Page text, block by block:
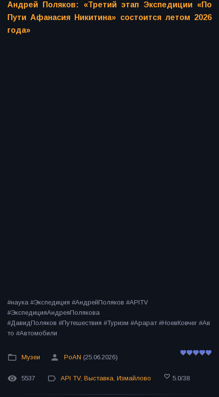
Андрей Поляков: «Третий этап Экспедиции «По
Пути Афанасия Никитина» состоится летом 2026
года»
#наука #Экспедиция #АндрейПоляков #APITV
#ЭкспедицияАндреяПолякова
#ДавидПоляков #Путешествия #Туризм #Арарат #НоевКовчег #Ав
то #Автомобили
Музеи PoAN (25.06.2026)
5537 API TV, Выставка, Измайлово 5.0/38